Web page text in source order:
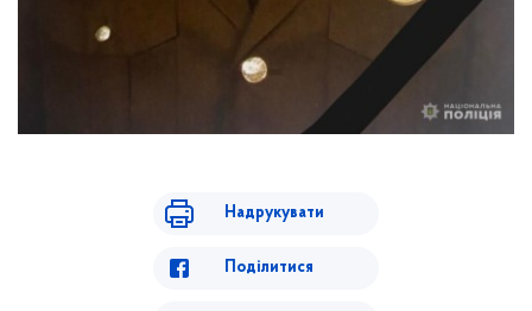
Надрукувати
Поділитися